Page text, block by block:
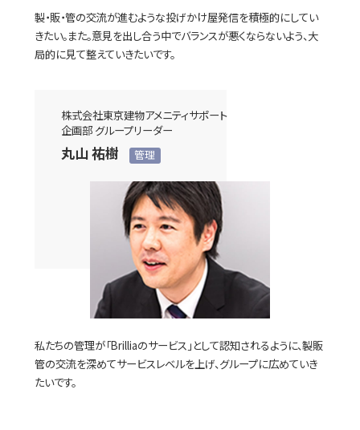
製・販・管の交流が進むような投げかけ屋発信を積極的にしてい
きたい。また。意見を出し合う中でバランスが悪くならないよう、大
局的に見て整えていきたいです。
株式会社東京建物アメニティサポート
企画部 グループリーダー
丸山 祐樹 管理
私たちの管理が「Brilliaのサービス」として認知されるように、製販
管の交流を深めてサービスレベルを上げ、グループに広めていき
たいです。